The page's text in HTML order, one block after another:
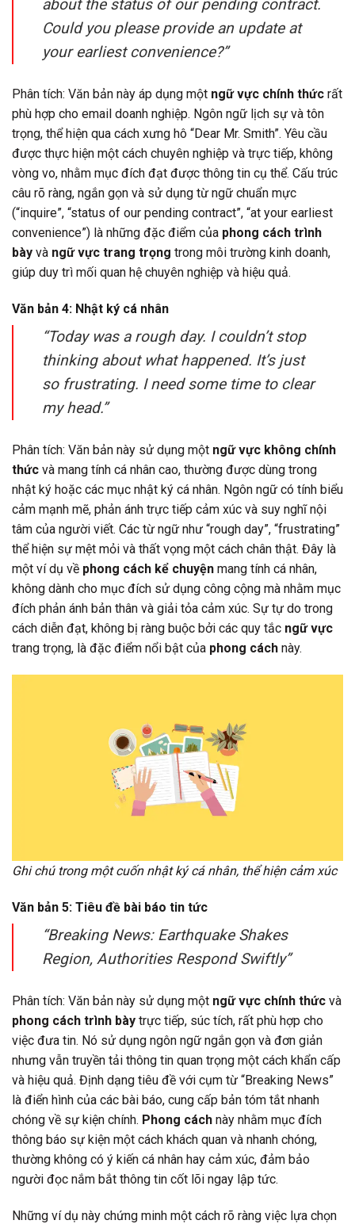
about the status of our pending contract.
Could you please provide an update at
your earliest convenience?”
Phân tích: Văn bản này áp dụng một ngữ vực chính thức rất
phù hợp cho email doanh nghiệp. Ngôn ngữ lịch sự và tôn
trọng, thể hiện qua cách xưng hô “Dear Mr. Smith”. Yêu cầu
được thực hiện một cách chuyên nghiệp và trực tiếp, không
vòng vo, nhằm mục đích đạt được thông tin cụ thể. Cấu trúc
câu rõ ràng, ngắn gọn và sử dụng từ ngữ chuẩn mực
(“inquire”, “status of our pending contract”, “at your earliest
convenience”) là những đặc điểm của phong cách trình
bày và ngữ vực trang trọng trong môi trường kinh doanh,
giúp duy trì mối quan hệ chuyên nghiệp và hiệu quả.
Văn bản 4: Nhật ký cá nhân
“Today was a rough day. I couldn’t stop
thinking about what happened. It’s just
so frustrating. I need some time to clear
my head.”
Phân tích: Văn bản này sử dụng một ngữ vực không chính
thức và mang tính cá nhân cao, thường được dùng trong
nhật ký hoặc các mục nhật ký cá nhân. Ngôn ngữ có tính biểu
cảm mạnh mẽ, phản ánh trực tiếp cảm xúc và suy nghĩ nội
tâm của người viết. Các từ ngữ như “rough day”, “frustrating”
thể hiện sự mệt mỏi và thất vọng một cách chân thật. Đây là
một ví dụ về phong cách kể chuyện mang tính cá nhân,
không dành cho mục đích sử dụng công cộng mà nhằm mục
đích phản ánh bản thân và giải tỏa cảm xúc. Sự tự do trong
cách diễn đạt, không bị ràng buộc bởi các quy tắc ngữ vực
trang trọng, là đặc điểm nổi bật của phong cách này.
Ghi chú trong một cuốn nhật ký cá nhân, thể hiện cảm xúc
Văn bản 5: Tiêu đề bài báo tin tức
“Breaking News: Earthquake Shakes
Region, Authorities Respond Swiftly”
Phân tích: Văn bản này sử dụng một ngữ vực chính thức và
phong cách trình bày trực tiếp, súc tích, rất phù hợp cho
việc đưa tin. Nó sử dụng ngôn ngữ ngắn gọn và đơn giản
nhưng vẫn truyền tải thông tin quan trọng một cách khẩn cấp
và hiệu quả. Định dạng tiêu đề với cụm từ “Breaking News”
là điển hình của các bài báo, cung cấp bản tóm tắt nhanh
chóng về sự kiện chính. Phong cách này nhằm mục đích
thông báo sự kiện một cách khách quan và nhanh chóng,
thường không có ý kiến cá nhân hay cảm xúc, đảm bảo
người đọc nắm bắt thông tin cốt lõi ngay lập tức.
Những ví dụ này chứng minh một cách rõ ràng việc lựa chọn